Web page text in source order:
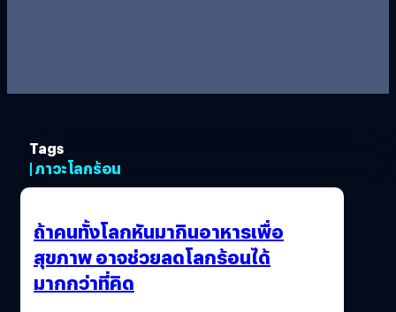
Tags
| ภาวะโลกร้อน
ถ้าคนทั้งโลกหันมากินอาหารเพื่อ
สุขภาพ อาจช่วยลดโลกร้อนได้
มากกว่าที่คิด